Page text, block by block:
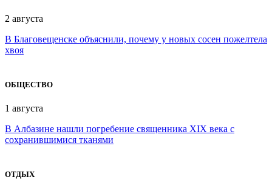
2 августа
В Благовещенске объяснили, почему у новых сосен пожелтела
хвоя
ОБЩЕСТВО
1 августа
В Албазине нашли погребение священника XIX века с
сохранившимися тканями
ОТДЫХ